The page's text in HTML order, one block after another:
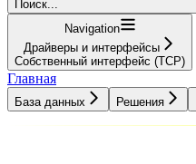
Поиск...
Navigation
Драйверы и интерфейсы
Собственный интерфейс (TCP)
Главная
База данных Решения